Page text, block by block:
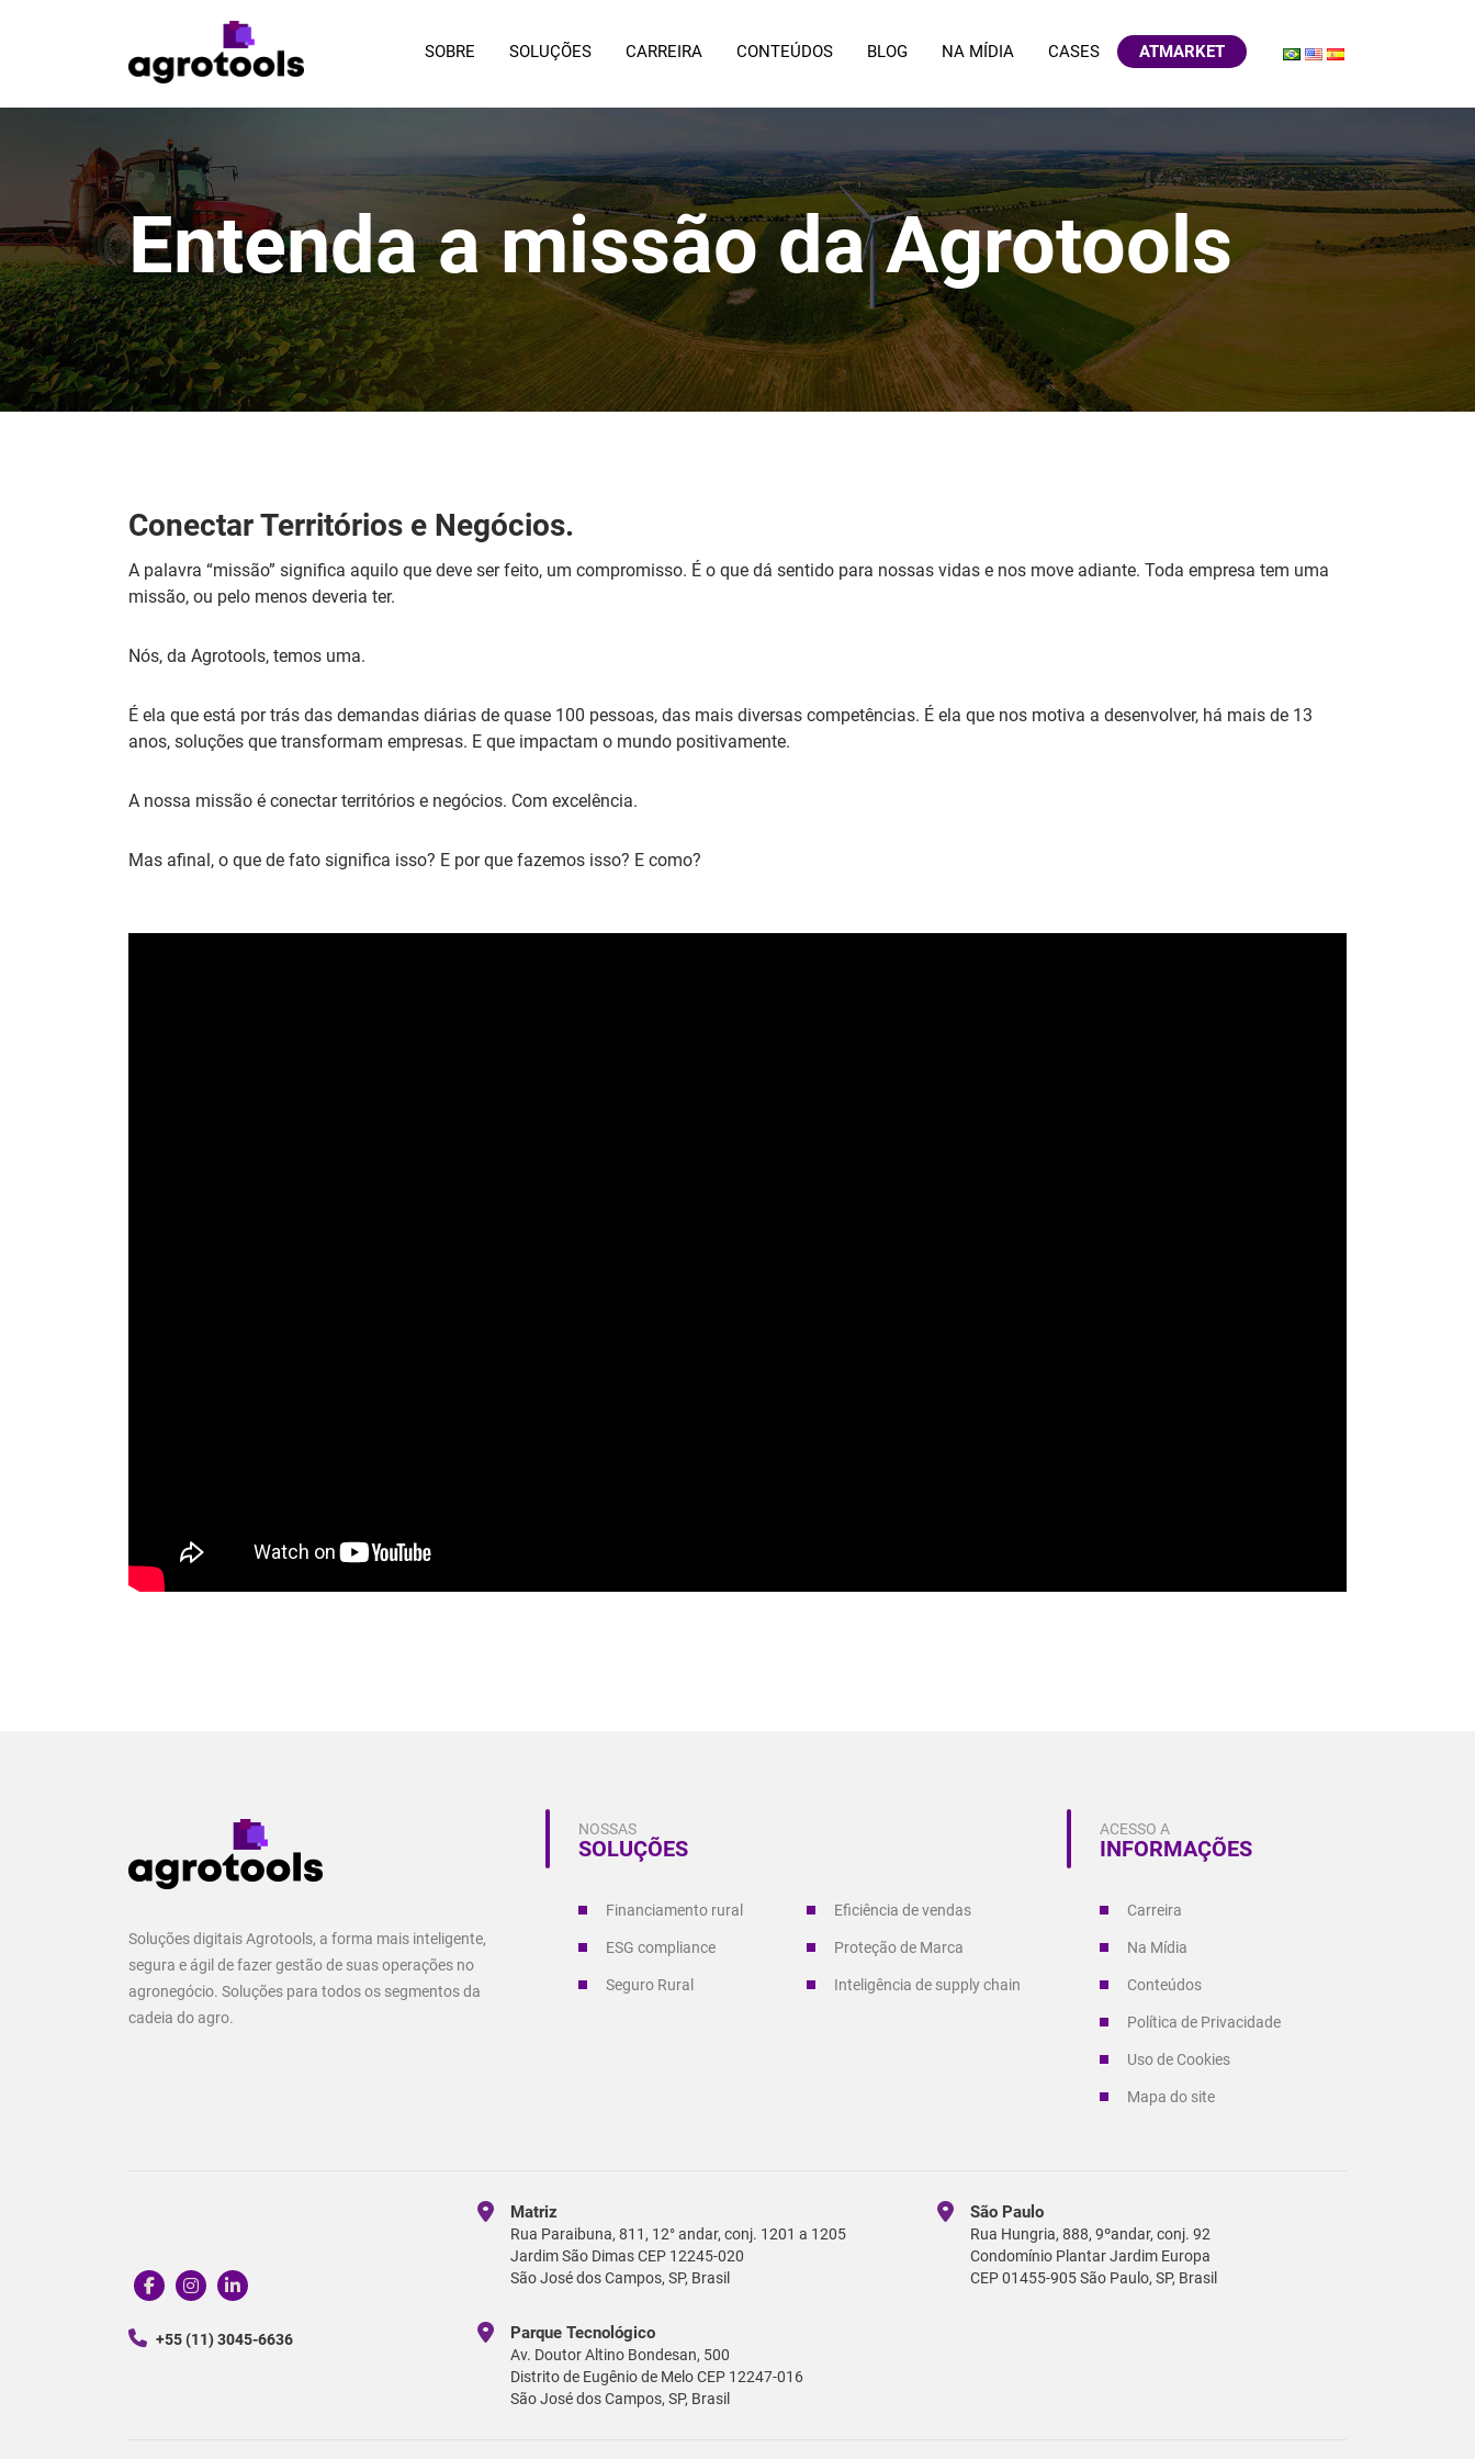
SOBRE SOLUÇÕES CARREIRA CONTEÚDOS BLOG NA MÍDIA CASES ATMARKET
Entenda a missão da Agrotools
Conectar Territórios e Negócios.
A palavra “missão” significa aquilo que deve ser feito, um compromisso. É o que dá sentido para nossas vidas e nos move adiante. Toda empresa tem uma
missão, ou pelo menos deveria ter.
Nós, da Agrotools, temos uma.
É ela que está por trás das demandas diárias de quase 100 pessoas, das mais diversas competências. É ela que nos motiva a desenvolver, há mais de 13
anos, soluções que transformam empresas. E que impactam o mundo positivamente.
A nossa missão é conectar territórios e negócios. Com excelência.
Mas afinal, o que de fato significa isso? E por que fazemos isso? E como?
Soluções digitais Agrotools, a forma mais inteligente,
segura e ágil de fazer gestão de suas operações no
agronegócio. Soluções para todos os segmentos da
cadeia do agro.
NOSSAS
SOLUÇÕES
Financiamento rural Eficiência de vendas
ESG compliance Proteção de Marca
Seguro Rural Inteligência de supply chain
ACESSO A
INFORMAÇÕES
Carreira
Na Mídia
Conteúdos
Política de Privacidade
Uso de Cookies
Mapa do site
+55 (11) 3045-6636
Matriz
Rua Paraibuna, 811, 12° andar, conj. 1201 a 1205
Jardim São Dimas CEP 12245-020
São José dos Campos, SP, Brasil
São Paulo
Rua Hungria, 888, 9ºandar, conj. 92
Condomínio Plantar Jardim Europa
CEP 01455-905 São Paulo, SP, Brasil
Parque Tecnológico
Av. Doutor Altino Bondesan, 500
Distrito de Eugênio de Melo CEP 12247-016
São José dos Campos, SP, Brasil